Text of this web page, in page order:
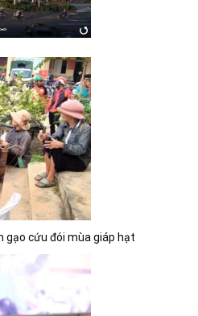
gạo cứu đói mùa giáp hạt